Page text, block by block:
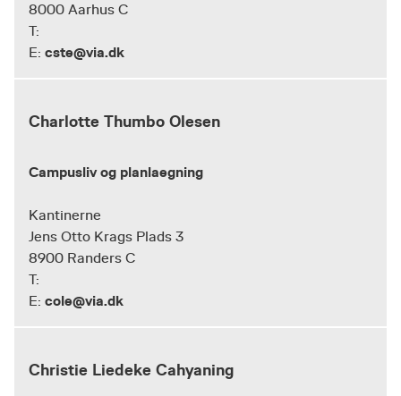
8000 Aarhus C
T:
E: cste@via.dk
Charlotte Thumbo Olesen
Campusliv og planlaegning
Kantinerne
Jens Otto Krags Plads 3
8900 Randers C
T:
E: cole@via.dk
Christie Liedeke Cahyaning